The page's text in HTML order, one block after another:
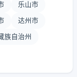
乐山市
达州市
族自治州